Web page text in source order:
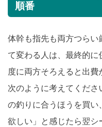
順番
体幹も指先も両方つらい
て変わる人は、最終的
度に両方そろえると出
次のように考えてくださ
の釣りに合うほうを買い
欲しい」と感じたら翌シ